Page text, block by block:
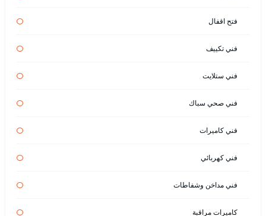
فتح اقفال
فني تكييف
فني ستلايت
فني صحي سباك
فني كاميرات
فني كهربائي
فني مداخن وشفاطات
كاميرات مراقبة